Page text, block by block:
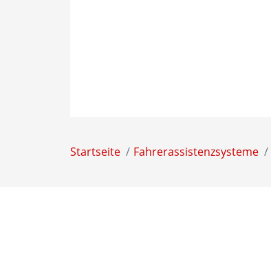
Startseite Fahrerassistenzsysteme